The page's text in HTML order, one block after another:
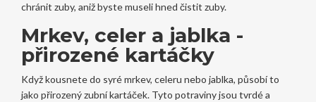
chránit zuby, aniž byste museli hned čistit zuby.
Mrkev, celer a jablka -
přirozené kartáčky
Když kousnete do syré mrkev, celeru nebo jablka, působí to
jako přirozený zubní kartáček. Tyto potraviny jsou tvrdé a